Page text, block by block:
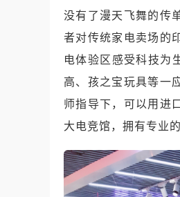
没有了漫天飞舞的传
者对传统家电卖场的
电体验区感受科技为
高、孩之宝玩具等一
师指导下，可以用进
大电竞馆，拥有专业